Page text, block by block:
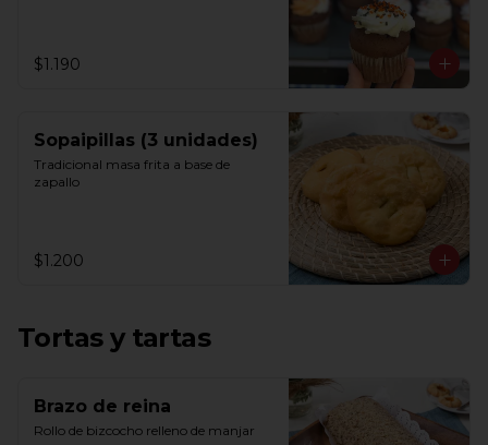
$1.190
Sopaipillas (3 unidades)
Tradicional masa frita a base de
zapallo
$1.200
Tortas y tartas
Brazo de reina
Rollo de bizcocho relleno de manjar